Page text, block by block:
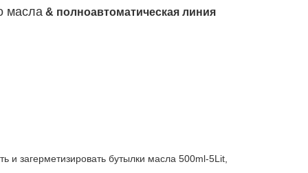
масла & полноавтоматическая линия
и загерметизировать бутылки масла 500ml-5Lit,